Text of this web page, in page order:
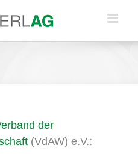
der
(VdAW) e.V.: